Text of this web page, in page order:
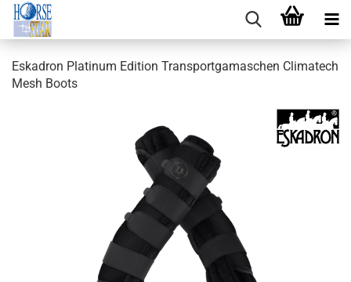
Eskadron Platinum Edition Transportgamaschen Climatech
Mesh Boots